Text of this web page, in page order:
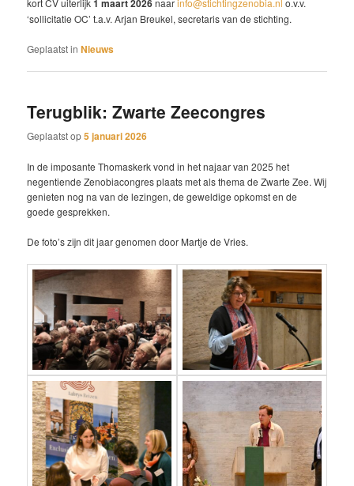
kort CV uiterlijk1 maart 2026naarinfo@stichtingzenobia.nl o.v.v.
‘sollicitatie OC’ t.a.v. Arjan Breukel, secretaris van de stichting.
Geplaatst in Nieuws
Terugblik: Zwarte Zeecongres
Geplaatst op5 januari 2026
In de imposante Thomaskerk vond in het najaar van 2025 het
negentiende Zenobiacongres plaats met als thema de Zwarte Zee. Wij
genieten nog na van de lezingen, de geweldige opkomst en de
goede gesprekken.
De foto’s zijn dit jaar genomen door Martje de Vries.